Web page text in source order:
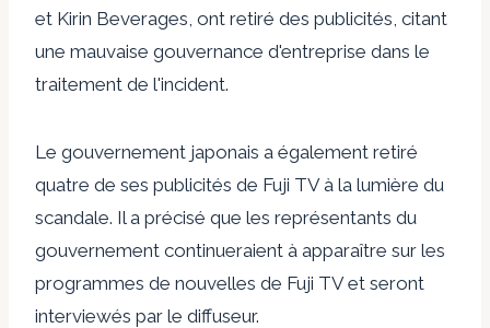
et Kirin Beverages, ont retiré des publicités, citant
une mauvaise gouvernance d'entreprise dans le
traitement de l'incident.
Le gouvernement japonais a également retiré
quatre de ses publicités de Fuji TV à la lumière du
scandale. Il a précisé que les représentants du
gouvernement continueraient à apparaître sur les
programmes de nouvelles de Fuji TV et seront
interviewés par le diffuseur.